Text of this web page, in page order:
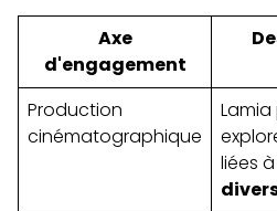
Axe
d'engagement
Production
cinématographique
liées à